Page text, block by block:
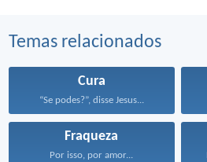
Temas relacionados
Cura
“Se podes?”, disse Jesus...
Fraqueza
Por isso, por amor...